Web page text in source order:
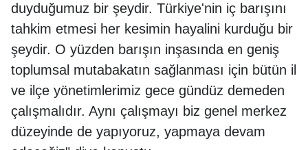
duyduğumuz bir şeydir. Türkiye'nin iç barışını
tahkim etmesi her kesimin hayalini kurduğu bir
şeydir. O yüzden barışın inşasında en geniş
toplumsal mutabakatın sağlanması için bütün il
ve ilçe yönetimlerimiz gece gündüz demeden
çalışmalıdır. Aynı çalışmayı biz genel merkez
düzeyinde de yapıyoruz, yapmaya devam